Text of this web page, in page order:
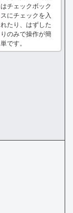
はチェックボック
スにチェックを入
れたり、はずした
りのみで操作が簡
単です。